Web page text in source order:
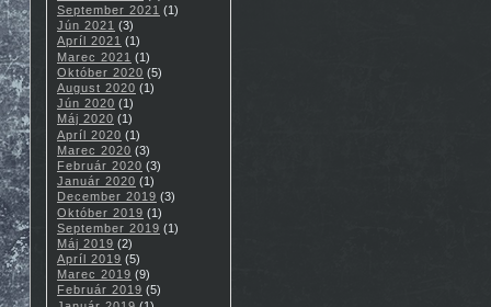
September 2021 (1)
Jún 2021 (3)
Apríl 2021 (1)
Marec 2021 (1)
Október 2020 (5)
August 2020 (1)
Jún 2020 (1)
Máj 2020 (1)
Apríl 2020 (1)
Marec 2020 (3)
Február 2020 (3)
Január 2020 (1)
December 2019 (3)
Október 2019 (1)
September 2019 (1)
Máj 2019 (2)
Apríl 2019 (5)
Marec 2019 (9)
Február 2019 (5)